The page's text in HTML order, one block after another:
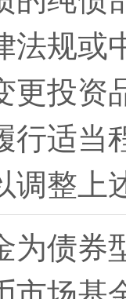
法规或
更投资
行适当
调整上
为债券